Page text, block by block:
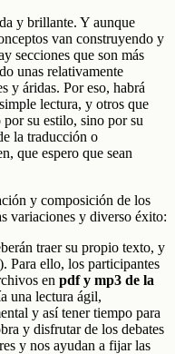
y brillante. Y aunque
van construyendo y
secciones que son más
unas relativamente
y áridas. Por eso, habrá
lectura, y otros que
su estilo, sino por su
la traducción o
que espero que sean
y composición de los
variaciones y diverso éxito:
traer su propio texto, y
Para ello, los participantes
en pdf y mp3 de la
una lectura ágil,
y así tener tiempo para
y disfrutar de los debates
y nos ayudan a fijar las